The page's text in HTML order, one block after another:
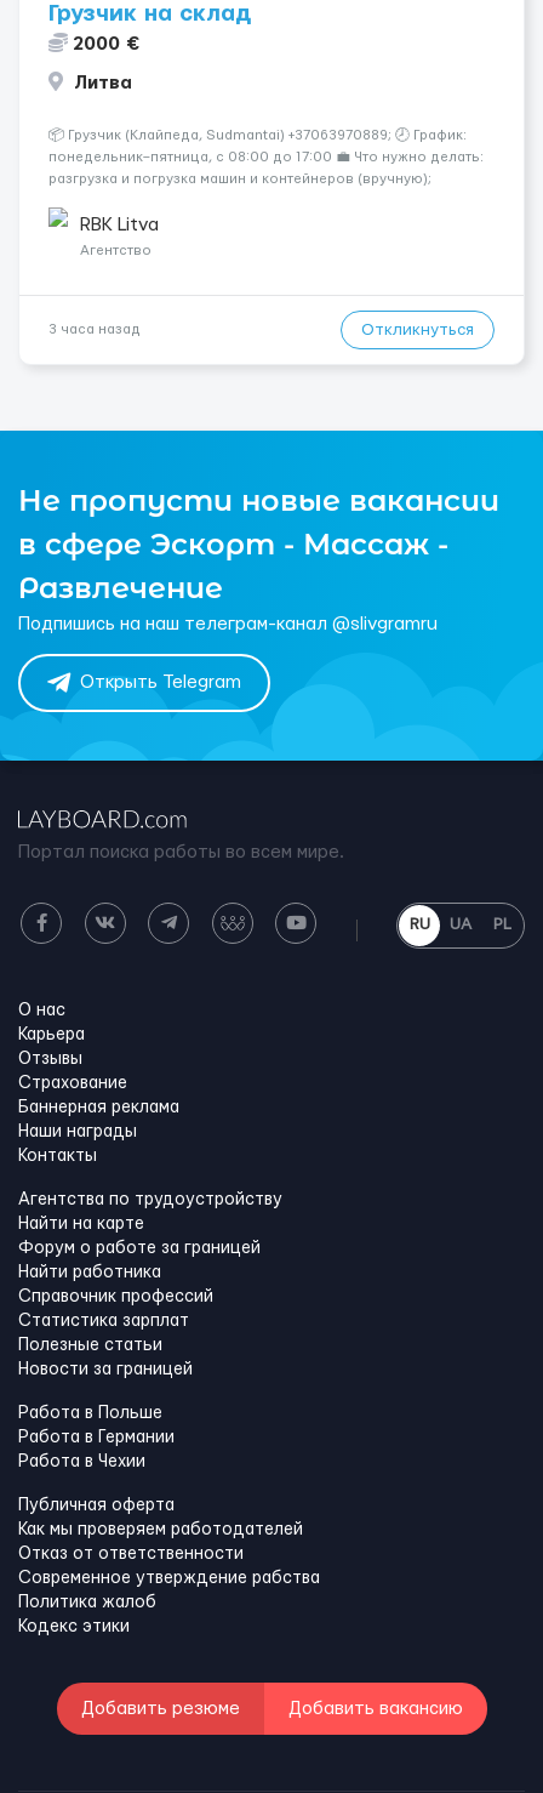
Грузчик на склад
2000 €
Литва
📦 Грузчик (Клайпеда, Sudmantai) +37063970889; 🕗 График:
понедельник–пятница, с 08:00 до 17:00 💼 Что нужно делать:
разгрузка и погрузка машин и контейнеров (вручную);
выполнение других поручений заведующего складом. ✅
Требования: ...
RBK Litva
Агентство
3 часа назад Откликнуться
Не пропусти новые вакансии
в сфере Эскорт - Массаж -
Развлечение
Подпишись на наш телеграм-канал @slivgramru
Открыть Telegram
Портал поиска работы во всем мире.
RU UA PL
О нас
Карьера
Отзывы
Страхование
Баннерная реклама
Наши награды
Контакты
Агентства по трудоустройству
Найти на карте
Форум о работе за границей
Найти работника
Справочник профессий
Статистика зарплат
Полезные статьи
Новости за границей
Работа в Польше
Работа в Германии
Работа в Чехии
Публичная оферта
Как мы проверяем работодателей
Отказ от ответственности
Современное утверждение рабства
Политика жалоб
Кодекс этики
Добавить резюме Добавить вакансию